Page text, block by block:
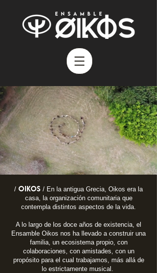
/ Oikos / En la antigua Grecia, Oikos era la
casa, la organización comunitaria que
contempla distintos aspectos de la vida.
A lo largo de los doce años de existencia, el
Ensamble Oikos nos ha llevado a construir una
familia, un ecosistema propio, con
colaboraciones, con amistades, con un
propósito para el cual trabajamos, más allá de
lo estrictamente musical.